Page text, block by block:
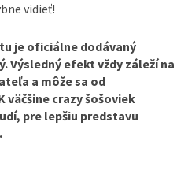
vidieť!
je oficiálne dodávaný
Výsledný efekt vždy záleží na
a môže sa od
väčšine crazy šošoviek
pre lepšiu predstavu